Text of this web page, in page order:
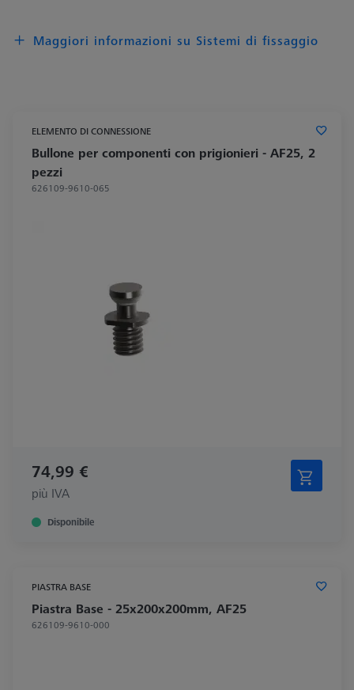
Maggiori informazioni su Sistemi di fissaggio
ELEMENTO DI CONNESSIONE
Bullone per componenti con prigionieri - AF25, 2
pezzi
626109-9610-065
74,99 €
più IVA
Disponibile
PIASTRA BASE
Piastra Base - 25x200x200mm, AF25
626109-9610-000